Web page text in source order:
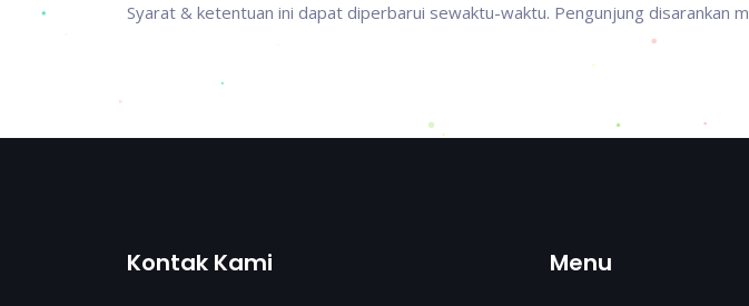
Syarat & ketentuan ini dapat diperbarui sewaktu-waktu. Pengunjung disarankan
Kontak Kami Menu